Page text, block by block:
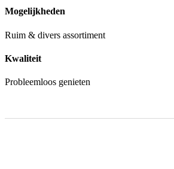
Mogelijkheden
Ruim & divers assortiment
Kwaliteit
Probleemloos genieten